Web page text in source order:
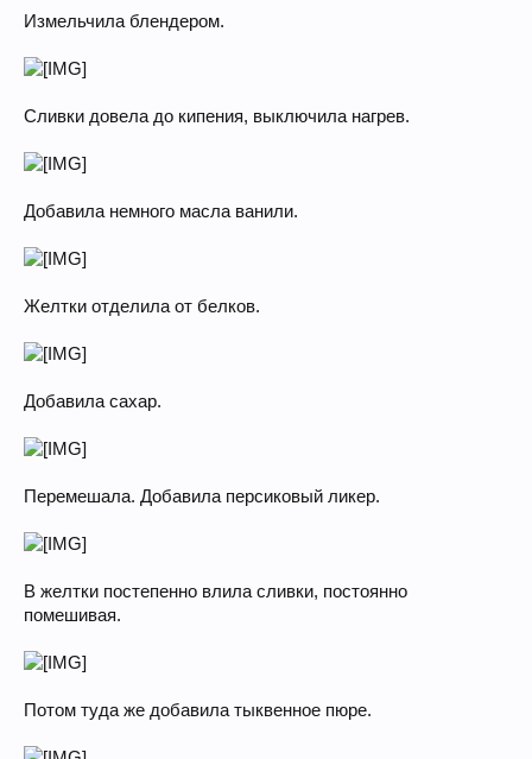
Измельчила блендером.
Сливки довела до кипения, выключила нагрев.
Добавила немного масла ванили.
Желтки отделила от белков.
Добавила сахар.
Перемешала. Добавила персиковый ликер.
В желтки постепенно влила сливки, постоянно
помешивая.
Потом туда же добавила тыквенное пюре.